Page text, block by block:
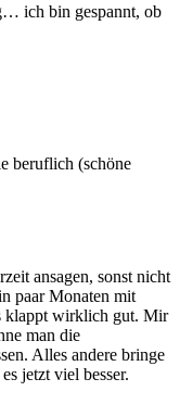
ich bin gespannt, ob
beruflich (schöne
ansagen, sonst nicht
paar Monaten mit
klappt wirklich gut. Mir
man die
Alles andere bringe
jetzt viel besser.